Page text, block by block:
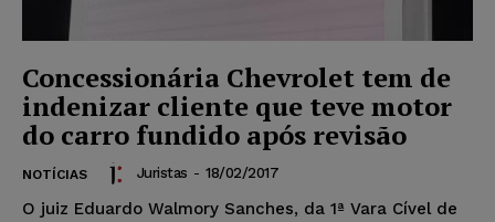
Concessionária Chevrolet tem de
indenizar cliente que teve motor
do carro fundido após revisão
NOTÍCIAS Juristas - 18/02/2017
O juiz Eduardo Walmory Sanches, da 1ª Vara Cível de